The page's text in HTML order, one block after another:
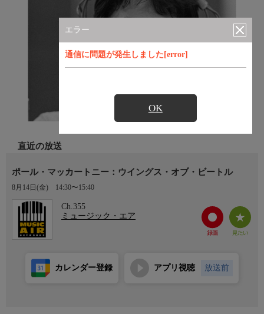
エラー
通信に問題が発生しました[error]
OK
直近の放送
ポール・マッカートニー：ウイングス・オブ・ビートル
8月14日(金) 14:30〜15:40
Ch.355
ミュージック・エア
カレンダー登録 アプリ視聴 放送前